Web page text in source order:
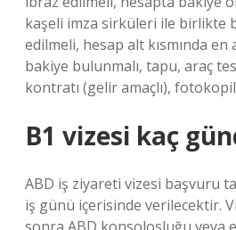
kaşeli imza sirküleri ile birlikte
edilmeli, hesap alt kısmında en
bakiye bulunmalı, tapu, araç
kontratı (gelir amaçlı),
B1 vizesi kaç
ABD iş ziyareti vizesi başvuru
iş günü içerisinde verilecektir.